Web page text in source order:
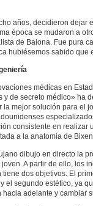
años, decidieron dejar
época se mudaron a
de Baiona. Fue pura
hubiésemos sabido que
médicas en
y de secreto médico» ha
la mejor solución para el
consistente en realizar
a la anatomía de
dibujo en directo la
A partir de ello, los
dos objetivos. El
el segundo estético, ya
adelante y cambiar